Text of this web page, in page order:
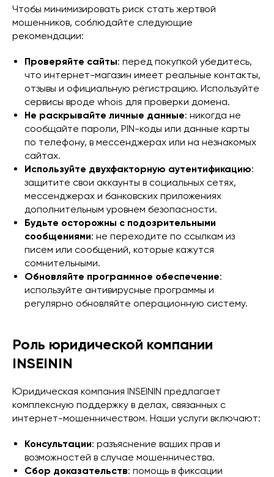
Чтобы минимизировать риск стать жертвой
мошенников, соблюдайте следующие
рекомендации:
Проверяйте сайты: перед покупкой убедитесь,
что интернет-магазин имеет реальные контакты,
отзывы и официальную регистрацию. Используйте
сервисы вроде whois для проверки домена.
Не раскрывайте личные данные: никогда не
сообщайте пароли, PIN-коды или данные карты
по телефону, в мессенджерах или на незнакомых
сайтах.
Используйте двухфакторную аутентификацию:
защитите свои аккаунты в социальных сетях,
мессенджерах и банковских приложениях
дополнительным уровнем безопасности.
Будьте осторожны с подозрительными
сообщениями: не переходите по ссылкам из
писем или сообщений, которые кажутся
сомнительными.
Обновляйте программное обеспечение:
используйте антивирусные программы и
регулярно обновляйте операционную систему.
Роль юридической компании
INSEININ
Юридическая компания INSEININ предлагает
комплексную поддержку в делах, связанных с
интернет-мошенничеством. Наши услуги включают:
Консультации: разъяснение ваших прав и
возможностей в случае мошенничества.
Сбор доказательств: помощь в фиксации